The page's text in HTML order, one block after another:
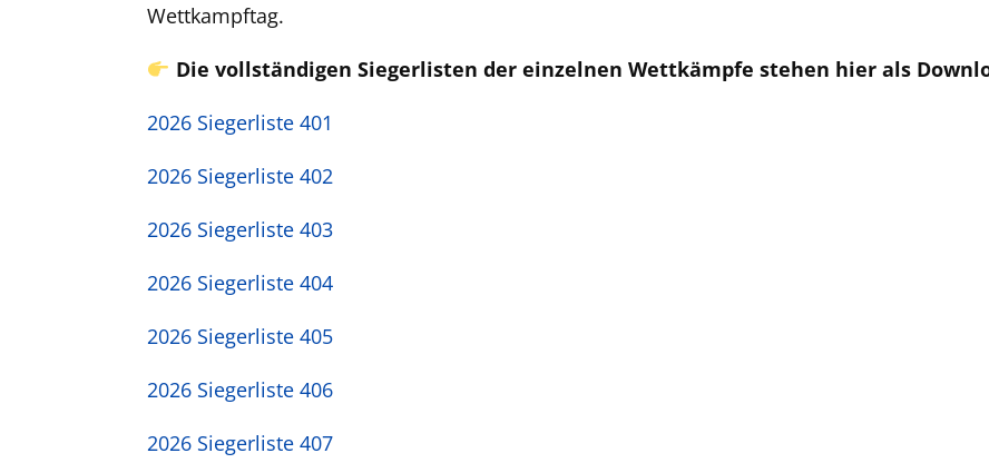
Wettkampftag.
Die vollständigen Siegerlisten der einzelnen Wettkämpfe stehen hier als
2026 Siegerliste 401
2026 Siegerliste 402
2026 Siegerliste 403
2026 Siegerliste 404
2026 Siegerliste 405
2026 Siegerliste 406
2026 Siegerliste 407